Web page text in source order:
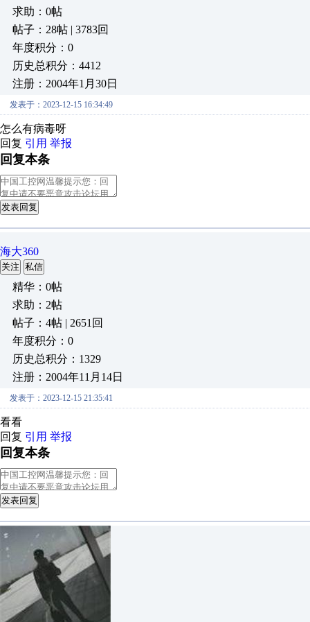
求助：0帖
帖子：28帖 | 3783回
年度积分：0
历史总积分：4412
注册：2004年1月30日
发表于：2023-12-15 16:34:49
怎么有病毒呀
回复 引用 举报
回复本条
发表回复
海大360
关注 私信
精华：0帖
求助：2帖
帖子：4帖 | 2651回
年度积分：0
历史总积分：1329
注册：2004年11月14日
发表于：2023-12-15 21:35:41
看看
回复 引用 举报
回复本条
发表回复